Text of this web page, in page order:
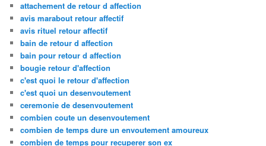
attachement de retour d affection
avis marabout retour affectif
avis rituel retour affectif
bain de retour d affection
bain pour retour d affection
bougie retour d'affection
c'est quoi le retour d'affection
c'est quoi un desenvoutement
ceremonie de desenvoutement
combien coute un desenvoutement
combien de temps dure un envoutement amoureux
combien de temps pour recuperer son ex